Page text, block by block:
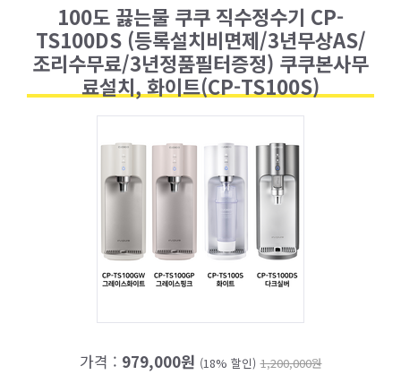
100도 끓는물 쿠쿠 직수정수기 CP-
TS100DS (등록설치비면제/3년무상AS/
조리수무료/3년정품필터증정) 쿠쿠본사무
료설치, 화이트(CP-TS100S)
가격 : 979,000원 (18% 할인) 1,200,000원